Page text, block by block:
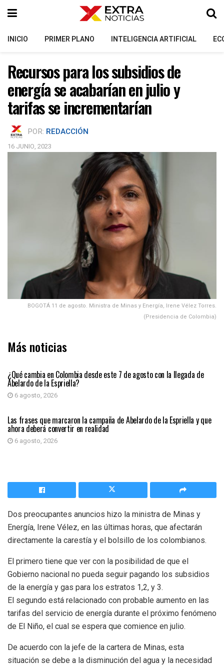
INICIO PRIMER PLANO INTELIGENCIA ARTIFICIAL
Recursos para los subsidios de
energía se acabarían en julio y
tarifas se incrementarían
POR: REDACCIÓN
16 JUNIO, 2023
BOGOTÁ 11 de agosto. Ministra de Minas y Energía, Irene Vélez Torres.
(Presidencia de Colombia)
Más noticias
¿Qué cambia en Colombia desde este 7 de agosto con la llegada de
Abelardo de la Espriella?
6 agosto, 2026
PRIMER PLANO
Las frases que marcaron la campaña de Abelardo de la Espriella y que
ahora deberá convertir en realidad
6 agosto, 2026
Dos preocupantes anuncios hizo la ministra de Minas y
Energía, Irene Vélez, en las últimas horas, que afectarán
directamente la carestía y el bolsillo de los colombianos.
El primero tiene que ver con la posibilidad de que el
Gobierno nacional no pueda seguir pagando los subsidios
de la energía y gas para los estratos 1,2, y 3.
El segundo está relacionado con probable aumento en las
tarifas del servicio de energía durante el próximo fenómeno
de El Niño, el cual se espera que comience en julio.
De acuerdo con la jefe de la cartera de Minas, esta
situación se debe a la disminución del agua y la necesidad